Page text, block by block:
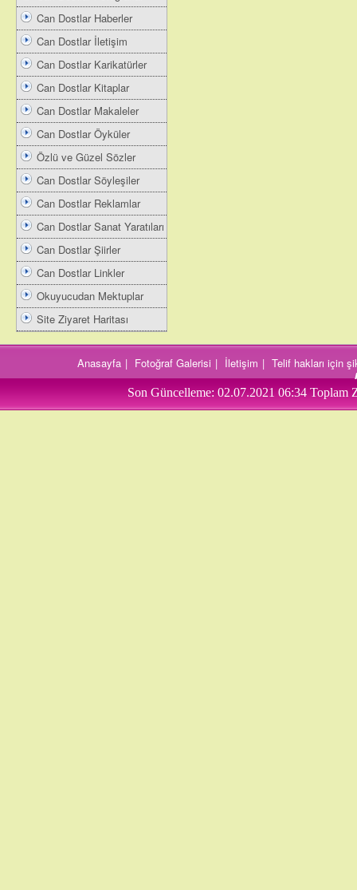
Can Dostlar Haberler
Can Dostlar İletişim
Can Dostlar Karikatürler
Can Dostlar Kitaplar
Can Dostlar Makaleler
Can Dostlar Öyküler
Özlü ve Güzel Sözler
Can Dostlar Söyleşiler
Can Dostlar Reklamlar
Can Dostlar Sanat Yaratıları
Can Dostlar Şiirler
Can Dostlar Linkler
Okuyucudan Mektuplar
Site Ziyaret Haritası
Anasayfa | Fotoğraf Galerisi | İletişim | Telif hakları için
Son Güncelleme: 02.07.2021 06:34 Toplam